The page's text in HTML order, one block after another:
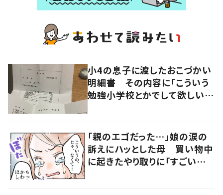
小4の息子に渡したおこづかい
明細書 その内容に「こういう
勉強小学校とかでして欲しい」
「親のエゴだった…」娘の涙の
訴えにハッとした母 買い物中
に起きたやり取りに「すごい分